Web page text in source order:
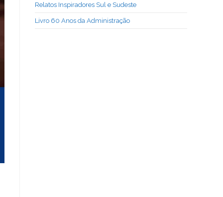
Relatos Inspiradores Sul e Sudeste
Livro 60 Anos da Administração